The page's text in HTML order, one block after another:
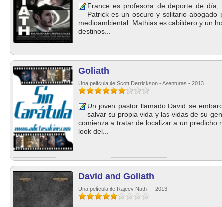
France es profesora de deporte de
Patrick es un oscuro y solitario abogado
medioambiental. Mathias es cabildero y un
destinos...
Goliath
Una película de Scott Derrickson - Aventuras - 2013
Un joven pastor llamado David se
salvar su propia vida y las vidas de su
comienza a tratar de localizar a un predicho
look del...
David and Goliath
Una película de Rajeev Nath - - 2013